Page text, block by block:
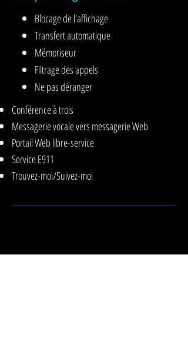
Blocage de l'affichage
Transfert automatique
Mémoriseur
Filtrage des appels
Ne pas déranger
Conférence à trois
Messagerie vocale vers messagerie Web
Portail Web libre-service
Service E911
Trouvez-moi/Suivez-moi